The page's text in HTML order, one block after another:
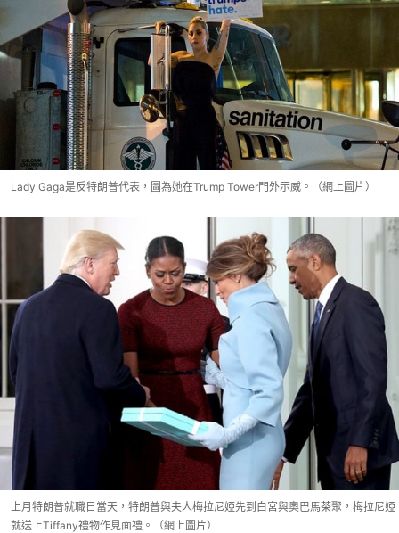
Lady Gaga是反特朗普代表，圖為她在Trump Tower門外示威。（網上圖片）
上月特朗普就職日當天，特朗普與夫人梅拉尼婭先到白宮與奧巴馬茶聚，梅拉尼婭
就送上Tiffany禮物作見面禮。（網上圖片）